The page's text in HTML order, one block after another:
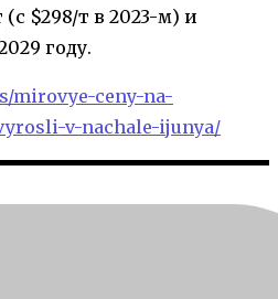
(с $298/т в 2023-м) и
году.
mirovye-ceny-na-
v-nachale-ijunya/